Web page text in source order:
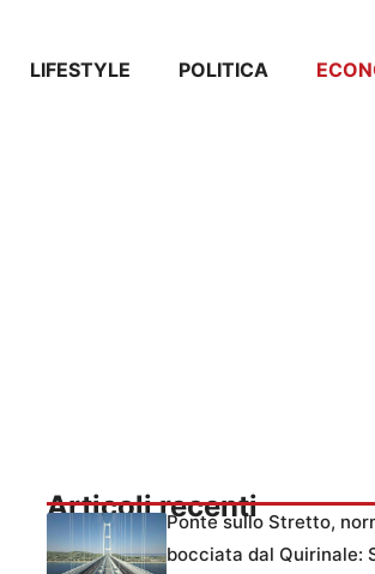
LIFESTYLE POLITICA
Articoli recenti
Ponte sullo Stretto,
bocciata dal Quirinale: